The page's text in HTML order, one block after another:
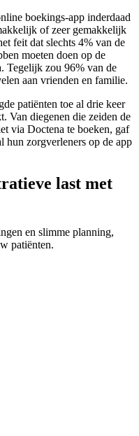
boekings-app inderdaad
of zeer gemakkelijk
feit dat slechts 4% van de
moeten doen op de
Tegelijk zou 96% van de
aan vrienden en familie.
patiënten toe al drie keer
Van diegenen die zeiden de
via Doctena te boeken, gaf
hun zorgverleners op de app
last met
en slimme planning,
patiënten.